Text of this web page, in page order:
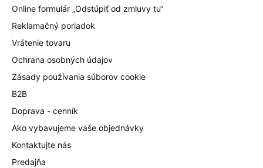
Online formulár „Odstúpiť od zmluvy tu“
Reklamačný poriadok
Vrátenie tovaru
Ochrana osobných údajov
Zásady používania súborov cookie
B2B
Doprava - cenník
Ako vybavujeme vaše objednávky
Kontaktujte nás
Predajňa